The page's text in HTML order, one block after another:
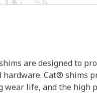
are designed to
hardware. Cat®
life, and the high